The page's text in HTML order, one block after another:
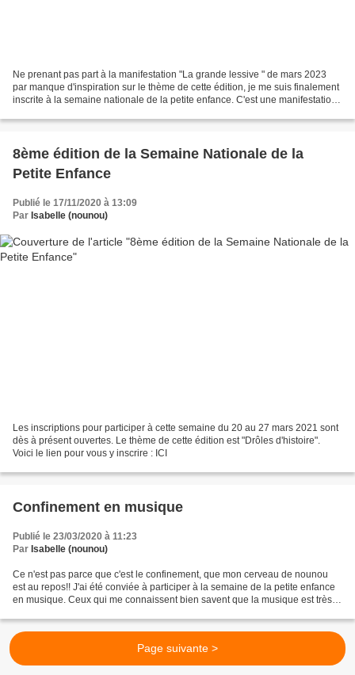
Ne prenant pas part à la manifestation "La grande lessive " de mars 2023
par manque d'inspiration sur le thème de cette édition, je me suis finalement
inscrite à la semaine nationale de la petite enfance. C'est une manifestation
8ème édition de la Semaine Nationale de la
Petite Enfance
Publié le 17/11/2020 à 13:09
Par Isabelle (nounou)
Les inscriptions pour participer à cette semaine du 20 au 27 mars 2021 sont
dès à présent ouvertes. Le thème de cette édition est "Drôles d'histoire".
Voici le lien pour vous y inscrire : ICI
Confinement en musique
Publié le 23/03/2020 à 11:23
Par Isabelle (nounou)
Ce n'est pas parce que c'est le confinement, que mon cerveau de nounou
est au repos!! J'ai été conviée à participer à la semaine de la petite enfance
en musique. Ceux qui me connaissent bien savent que la musique est très
Page suivante >